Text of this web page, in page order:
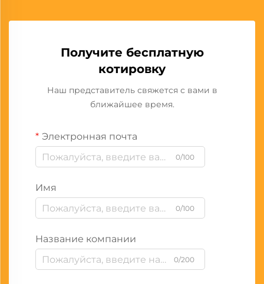
Получите бесплатную
котировку
Наш представитель свяжется с вами в
ближайшее время.
Электронная почта
0/100
Имя
0/100
Название компании
0/200